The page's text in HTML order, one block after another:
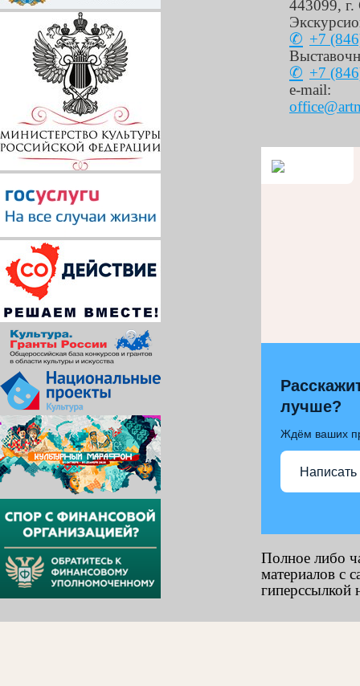
443099, г.
+7
+7
e-mail:
лучше?
Ждём ваших
Написать
Полное либо
материалов с
гиперссылкой